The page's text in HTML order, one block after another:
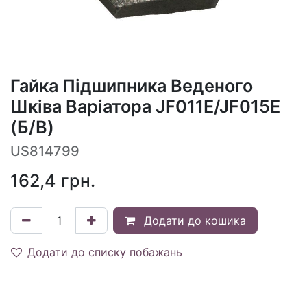
Гайка Підшипника Веденого
Шківа Варіатора JF011E/JF015E
(Б/В)
US814799
162,4 грн.
Додати до кошика
Додати до списку побажань